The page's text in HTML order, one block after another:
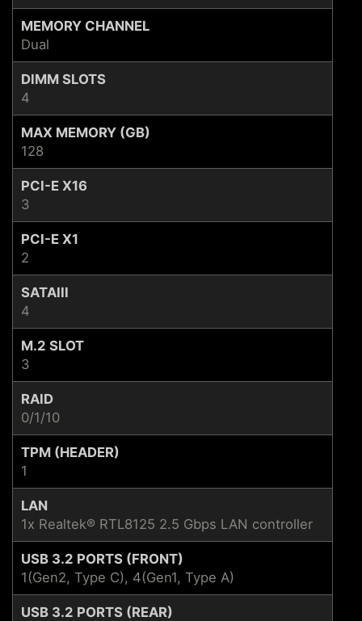
MEMORY CHANNEL
Dual
DIMM SLOTS
4
MAX MEMORY (GB)
128
PCI-E X16
3
PCI-E X1
2
SATAIII
4
M.2 SLOT
3
RAID
0/1/10
TPM (HEADER)
1
LAN
1x Realtek® RTL8125 2.5 Gbps LAN controller
USB 3.2 PORTS (FRONT)
1(Gen2, Type C), 4(Gen1, Type A)
USB 3.2 PORTS (REAR)